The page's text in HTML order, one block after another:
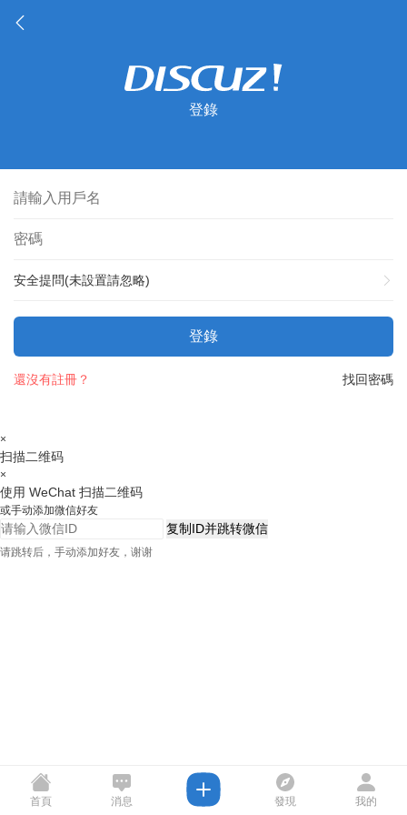
登錄
安全提問(未設置請忽略)
登錄
找回密碼
還沒有註冊？
×
扫描二维码
×
使用 WeChat 扫描二维码
或手动添加微信好友
复制ID并跳转微信
请跳转后，手动添加好友，谢谢
首頁 消息 發現 我的